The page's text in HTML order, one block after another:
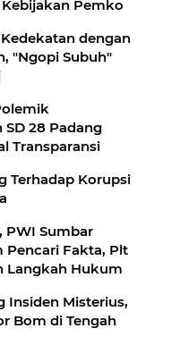
Pemko
dengan
"Ngopi Subuh"
SD 28 Padang
Transparansi
Terhadap Korupsi
PWI Sumbar
Pencari Fakta, Plt
Langkah Hukum
Insiden Misterius,
Bom di Tengah